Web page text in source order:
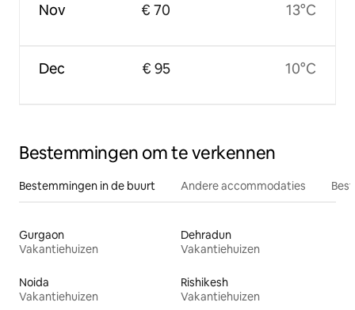
Nov
Dec
€ 70
€ 95
13°C
10°C
Bestemmingen om te verkennen
Bestemmingen in de buurt Andere accommodaties
Gurgaon
Vakantiehuizen
Dehradun
Vakantiehuizen
Noida
Vakantiehuizen
Rishikesh
Vakantiehuizen